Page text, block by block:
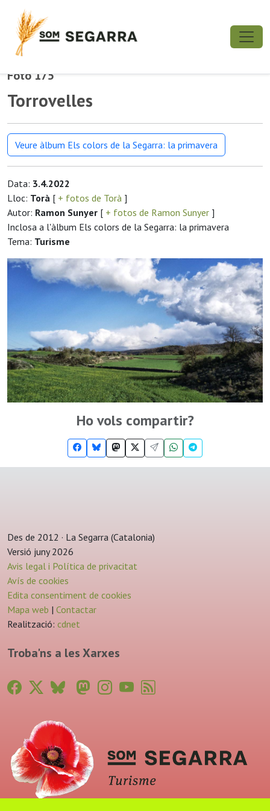
Foto 175
Torrovelles
Veure àlbum Els colors de la Segarra: la primavera
Data: 3.4.2022
Lloc: Torà [ + fotos de Torà ]
Autor: Ramon Sunyer [ + fotos de Ramon Sunyer ]
Inclosa a l'àlbum Els colors de la Segarra: la primavera
Tema: Turisme
Ho vols compartir?
Des de 2012 · La Segarra (Catalonia)
Versió juny 2026
Avis legal i Política de privacitat
Avís de cookies
Edita consentiment de cookies
Mapa web | Contactar
Realització: cdnet
Troba'ns a les Xarxes